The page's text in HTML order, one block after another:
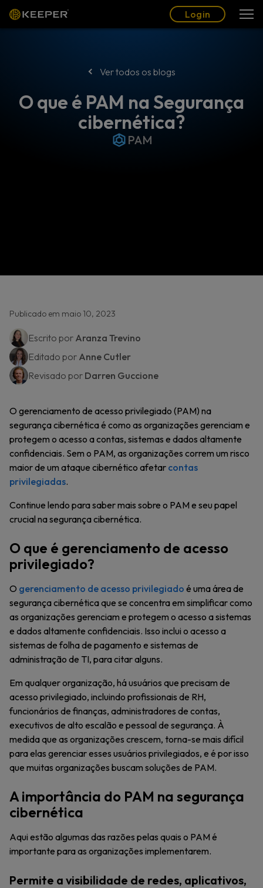
Login
Ver todos os blogs
O que é PAM na Segurança
cibernética?
PAM
Publicado em maio 10, 2023
Escrito por Aranza Trevino
Editado por Anne Cutler
Revisado por Darren Guccione
O gerenciamento de acesso privilegiado (PAM) na
segurança cibernética é como as organizações gerenciam e
protegem o acesso a contas, sistemas e dados altamente
confidenciais. Sem o PAM, as organizações correm um risco
maior de um ataque cibernético afetar contas
privilegiadas.
Continue lendo para saber mais sobre o PAM e seu papel
crucial na segurança cibernética.
O que é gerenciamento de acesso
privilegiado?
O gerenciamento de acesso privilegiado é uma área de
segurança cibernética que se concentra em simplificar como
as organizações gerenciam e protegem o acesso a sistemas
e dados altamente confidenciais. Isso inclui o acesso a
sistemas de folha de pagamento e sistemas de
administração de TI, para citar alguns.
Em qualquer organização, há usuários que precisam de
acesso privilegiado, incluindo profissionais de RH,
funcionários de finanças, administradores de contas,
executivos de alto escalão e pessoal de segurança. À
medida que as organizações crescem, torna-se mais difícil
para elas gerenciar esses usuários privilegiados, e é por isso
que muitas organizações buscam soluções de PAM.
A importância do PAM na segurança
cibernética
Aqui estão algumas das razões pelas quais o PAM é
importante para as organizações implementarem.
Permite a visibilidade de redes, aplicativos,